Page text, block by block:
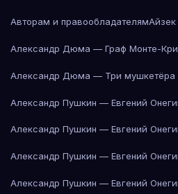
Авторам и правообладателям
Александр Дюма — Граф Монте-
Александр Дюма — Три мушкетёра
Александр Пушкин — Евгений
Александр Пушкин — Евгений
Александр Пушкин — Евгений
Александр Пушкин — Евгений